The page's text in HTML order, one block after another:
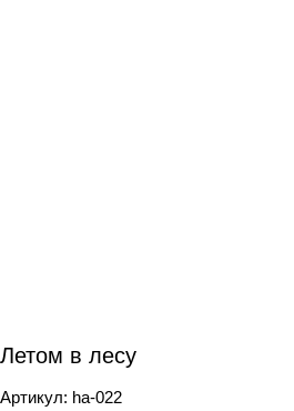
Летом в лесу
Артикул: ha-022